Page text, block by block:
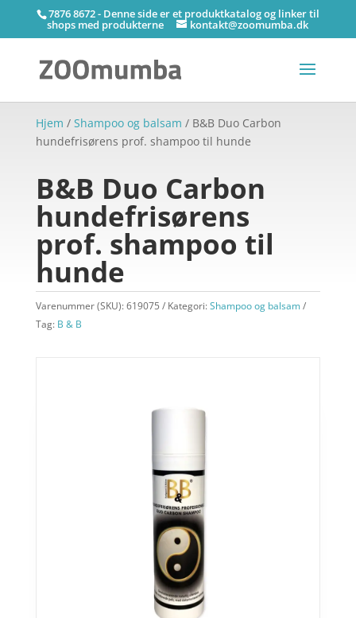
7876 8672 - Denne side er et produktkatalog og linker til
shops med produkterne kontakt@zoomumba.dk
Hjem / Shampoo og balsam / B&B Duo Carbon
hundefrisørens prof. shampoo til hunde
B&B Duo Carbon
hundefrisørens
prof. shampoo til
hunde
Varenummer (SKU):619075 Kategori:Shampoo og balsam
Tag: B & B